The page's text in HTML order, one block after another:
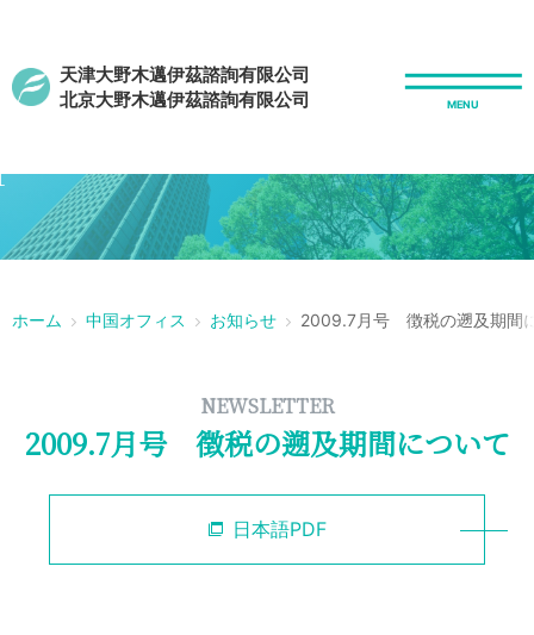
天津大野木邁伊茲諮詢有限公司
北京大野木邁伊茲諮詢有限公司
ホーム 中国オフィス お知らせ 2009.7月号 徴税の遡及期間
NEWSLETTER
2009.7月号 徴税の遡及期間について
日本語PDF